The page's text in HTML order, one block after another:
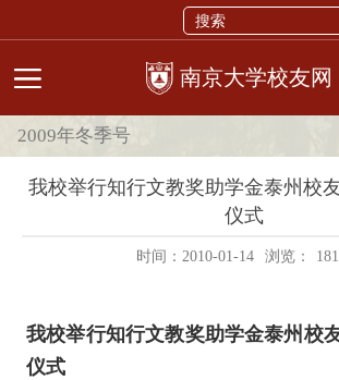
校友网
2009年冬季号
我校举行知行文教奖助学金泰州校
仪式
时间：2010-01-14 浏览：
我校举行知行文教奖助学金泰州校
仪式